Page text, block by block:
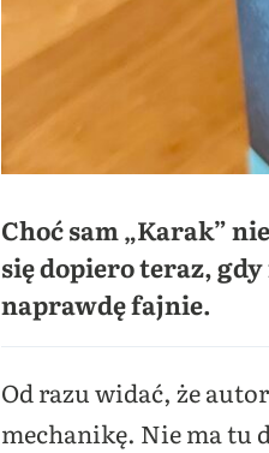
Choć sam „Karak”
się dopiero teraz, gdy
naprawdę fajnie.
Od razu widać, że
mechanikę. Nie ma tu